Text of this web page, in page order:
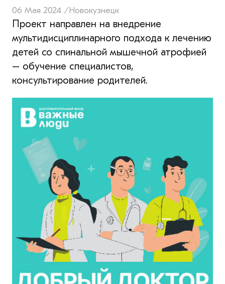
06 Мая 2024 /Новокузнецк
Проект направлен на внедрение
мультидисциплинарного подхода к лечению
детей со спинальной мышечной атрофией
– обучение специалистов,
консультирование родителей.